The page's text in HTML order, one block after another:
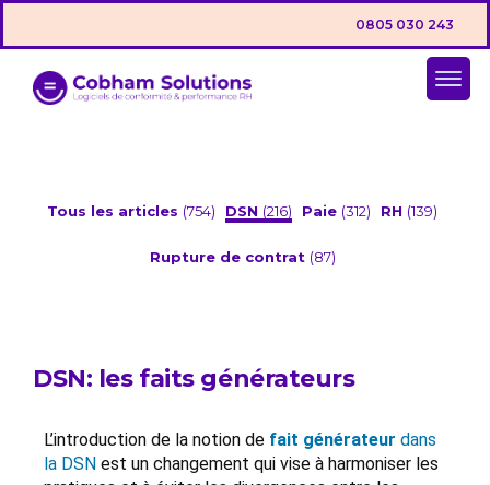
0805 030 243
Tous les articles (754) DSN (216) Paie (312) RH (139)
Rupture de contrat (87)
DSN: les faits générateurs
L’introduction de la notion de fait générateur dans
la DSN est un changement qui vise à harmoniser les